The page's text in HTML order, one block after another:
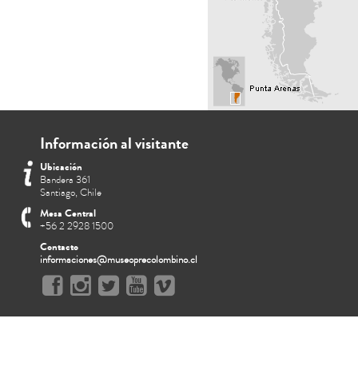
Información al visitante
Ubicación
Bandera 361
Santiago, Chile
Mesa Central
+56 2 2928 1500
Contacto
informaciones@museoprecolombino.cl